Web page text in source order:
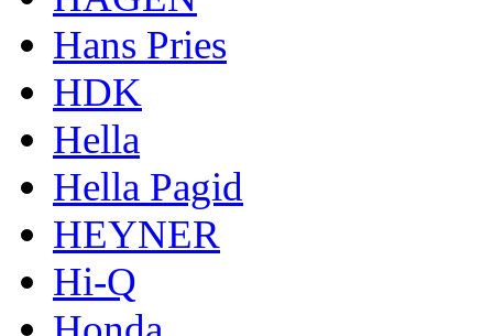
Hans Pries
HDK
Hella
Hella Pagid
HEYNER
Hi-Q